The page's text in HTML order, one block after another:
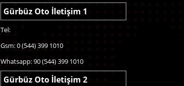
Gürbüz Oto İletişim 1
Tel:
Gsm: 0 (544) 399 1010
Whatsapp: 90 (544) 399 1010
Gürbüz Oto İletişim 2